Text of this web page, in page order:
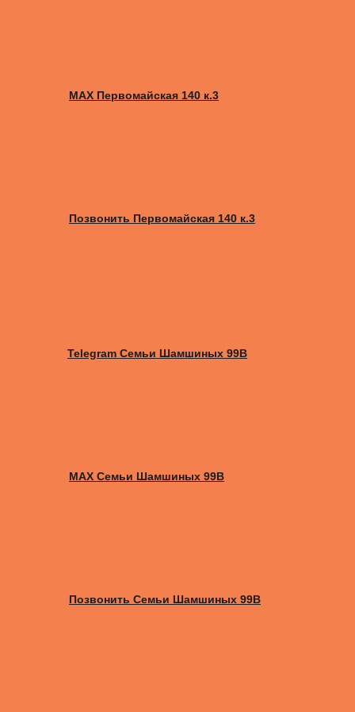
MAX Первомайская 140 к.3
Позвонить Первомайская 140 к.3
Telegram Семьи Шамшиных 99В
MAX Семьи Шамшиных 99В
Позвонить Семьи Шамшиных 99В